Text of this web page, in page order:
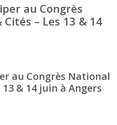
au Congrès
– Les 13 & 14
au Congrès National
& 14 juin à Angers